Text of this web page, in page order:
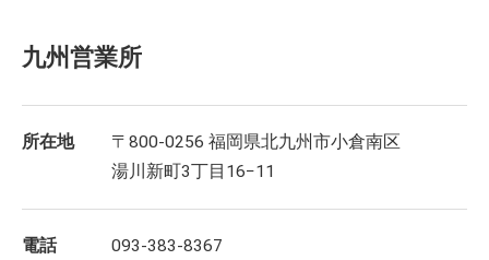
九州営業所
所在地
〒800-0256 福岡県北九州市小倉南区
湯川新町3丁目16−11
電話 093-383-8367